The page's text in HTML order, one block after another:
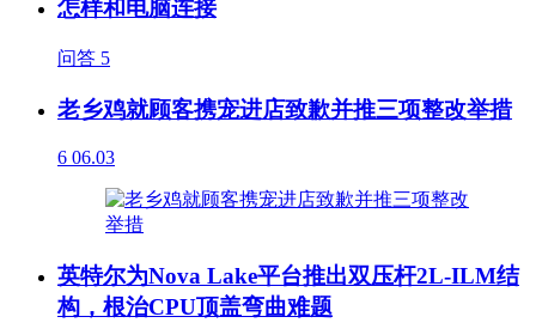
怎样和电脑连接
问答 5
老乡鸡就顾客携宠进店致歉并推三项整改举措
6 06.03
英特尔为Nova Lake平台推出双压杆2L-ILM结
构，根治CPU顶盖弯曲难题